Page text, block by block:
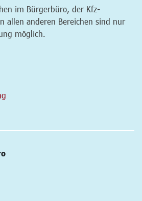
im Bürgerbüro, der Kfz-
allen anderen Bereichen sind nur
möglich.